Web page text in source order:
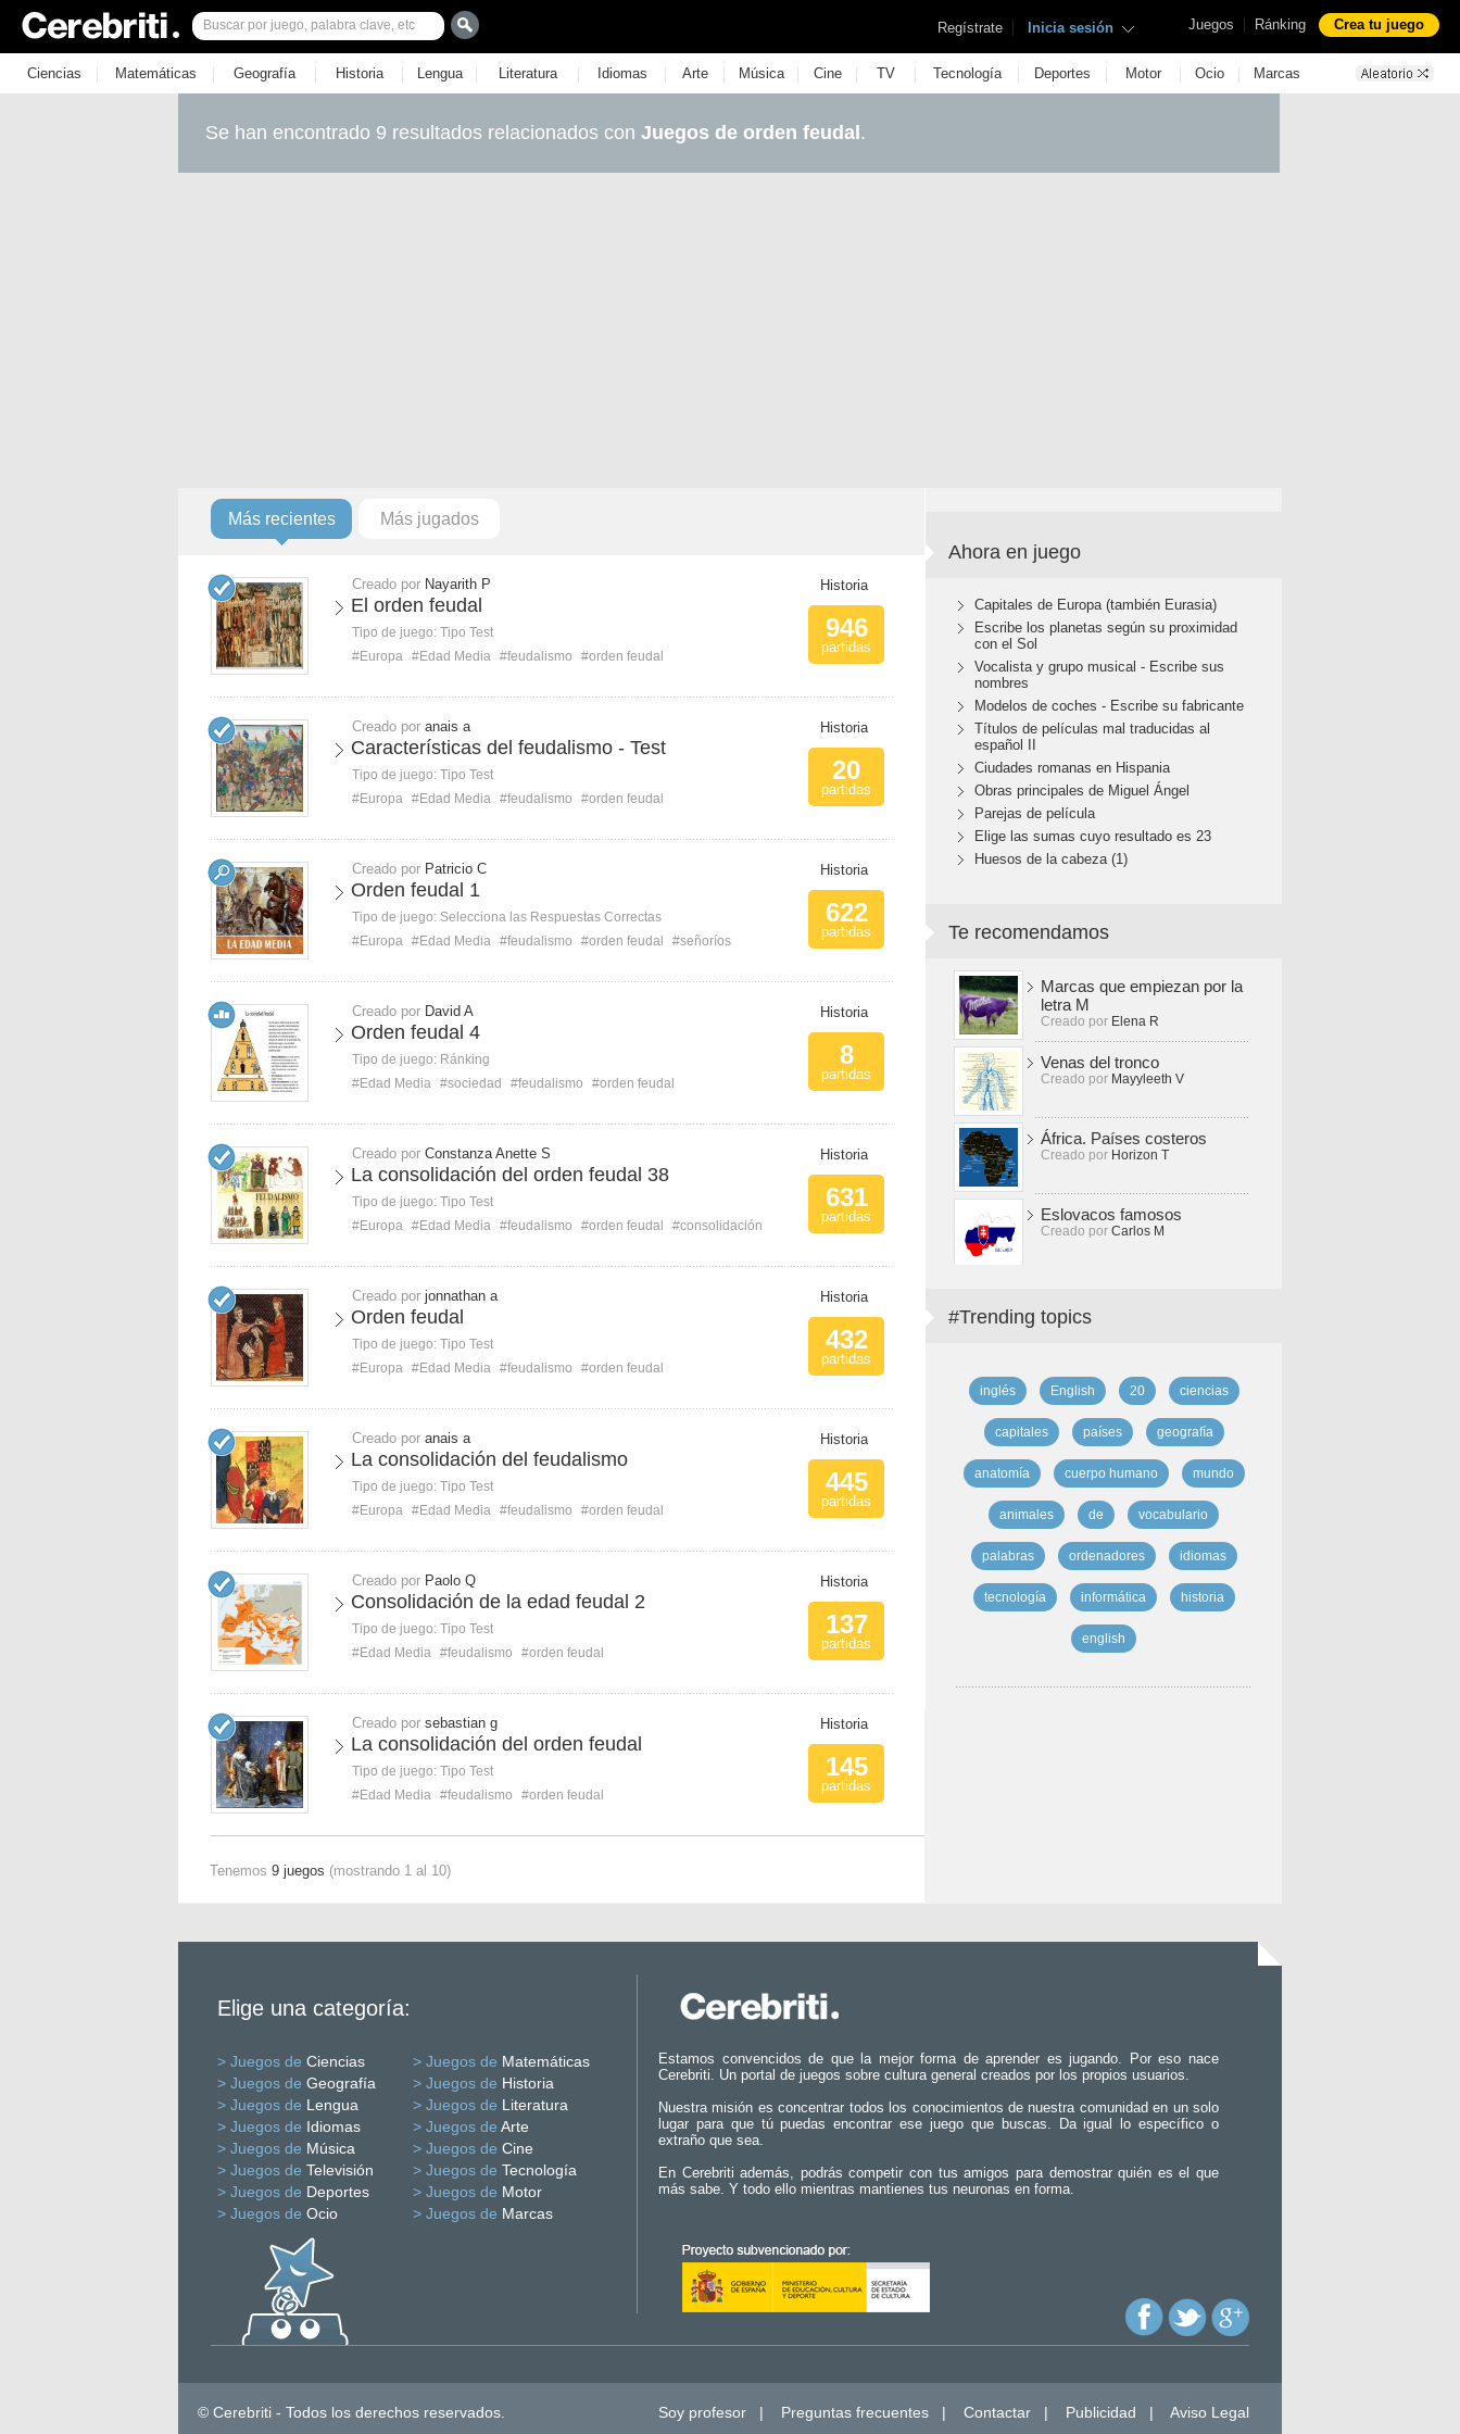
Juegos | Ránking Crea tu juego
Regístrate | Inicia sesión
Ciencias | Matemáticas | Geografía | Historia | Lengua | Literatura | Idiomas | Arte | Música | Cine | TV | Tecnología | Deportes | Motor | Ocio | Marcas
Se han encontrado 9 resultados relacionados con Juegos de orden feudal .
Más recientes Más jugados
Creado por Nayarith P
El orden feudal
Tipo de juego: Tipo Test
#Europa #Edad Media #feudalismo #orden feudal
Historia
946
partidas
Creado por anais a
Características del feudalismo - Test
Tipo de juego: Tipo Test
#Europa #Edad Media #feudalismo #orden feudal
Historia
20
partidas
Creado por Patricio C
Orden feudal 1
Tipo de juego: Selecciona las Respuestas Correctas
#Europa #Edad Media #feudalismo #orden feudal #señoríos
Historia
622
partidas
Creado por David A
Orden feudal 4
Tipo de juego: Ránking
#Edad Media #sociedad #feudalismo #orden feudal
Historia
8
partidas
Creado por Constanza Anette S
La consolidación del orden feudal 38
Tipo de juego: Tipo Test
#Europa #Edad Media #feudalismo #orden feudal #consolidación
Historia
631
partidas
Creado por jonnathan a
Orden feudal
Tipo de juego: Tipo Test
#Europa #Edad Media #feudalismo #orden feudal
Historia
432
partidas
Creado por anais a
La consolidación del feudalismo
Tipo de juego: Tipo Test
#Europa #Edad Media #feudalismo #orden feudal
Historia
445
partidas
Creado por Paolo Q
Consolidación de la edad feudal 2
Tipo de juego: Tipo Test
#Edad Media #feudalismo #orden feudal
Historia
137
partidas
Creado por sebastian g
La consolidación del orden feudal
Tipo de juego: Tipo Test
#Edad Media #feudalismo #orden feudal
Historia
145
partidas
Tenemos 9 juegos (mostrando 1 al 10)
Ahora en juego
Capitales de Europa (también Eurasia)
Escribe los planetas según su proximidad
con el Sol
Vocalista y grupo musical - Escribe sus
nombres
Modelos de coches - Escribe su fabricante
Títulos de películas mal traducidas al
español II
Ciudades romanas en Hispania
Obras principales de Miguel Ángel
Parejas de película
Elige las sumas cuyo resultado es 23
Huesos de la cabeza (1)
Te recomendamos
Marcas que empiezan por la
letra M
Creado por Elena R
Venas del tronco
Creado por Mayyleeth V
África. Países costeros
Creado por Horizon T
Eslovacos famosos
Creado por Carlos M
#Trending topics
inglés English 20 ciencias
capitales países geografía
anatomía cuerpo humano mundo
animales de vocabulario
palabras ordenadores idiomas
tecnología informática historia
english
Elige una categoría:
> Juegos de Ciencias > Juegos de Matemáticas
> Juegos de Geografía > Juegos de Historia
> Juegos de Lengua > Juegos de Literatura
> Juegos de Idiomas > Juegos de Arte
> Juegos de Música > Juegos de Cine
> Juegos de Televisión > Juegos de Tecnología
> Juegos de Deportes > Juegos de Motor
> Juegos de Ocio > Juegos de Marcas
Estamos convencidos de que la mejor forma de aprender es jugando. Por eso nace
Cerebriti. Un portal de juegos sobre cultura general creados por los propios usuarios.
Nuestra misión es concentrar todos los conocimientos de nuestra comunidad en un solo
lugar para que tú puedas encontrar ese juego que buscas. Da igual lo específico o
extraño que sea.
En Cerebriti además, podrás competir con tus amigos para demostrar quién es el que
más sabe. Y todo ello mientras mantienes tus neuronas en forma.
© Cerebriti - Todos los derechos reservados. Soy profesor | Preguntas frecuentes | Contactar | Publicidad | Aviso Legal